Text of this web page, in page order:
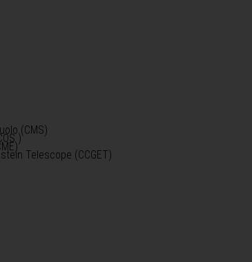
(CMS)
)
Telescope (CCGET)